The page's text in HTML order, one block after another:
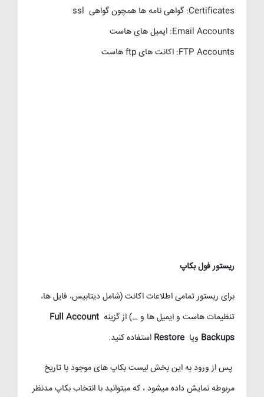
Certificates: گواهی نامه ها همچون گواهی ssl
Email Accounts: ایمیل های هاست
FTP Accounts: اکانت های ftp هاست
ریستور فول بکاپ
برای ریستور تمامی اطلاعات اکانت (شامل دیتابیس، فایل ها،
تنظیمات هاست و ایمیل ها و …) از گزینه Full Account
Backups ویا Restore استفاده کنید.
پس از ورود به این بخش لیست بکاپ های موجود با تاریخ
مربوطه نمایش داده میشود ، که میتوانید با انتخاب بکاپ مدنظر